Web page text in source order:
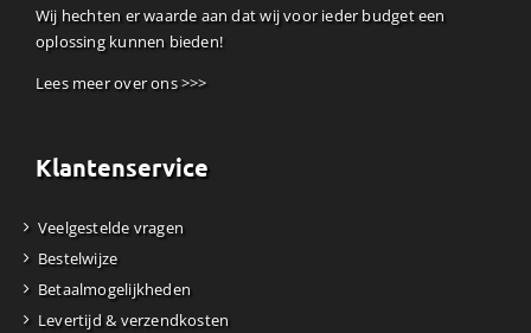
Wij hechten er waarde aan dat wij voor ieder budget een
oplossing kunnen bieden!
Lees meer over ons >>>
Klantenservice
Veelgestelde vragen
Bestelwijze
Betaalmogelijkheden
Levertijd & verzendkosten